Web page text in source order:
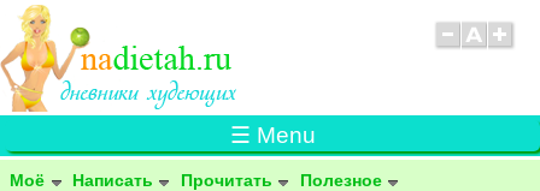
☰ Menu
Моё Написать Прочитать
Полезное